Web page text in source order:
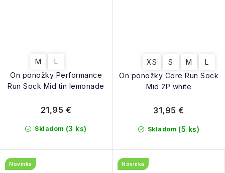
On ponožky Performance
Run Sock Mid tin lemonade
M L
Skladom (3 ks)
21,95 €
On ponožky Core Run Sock
Mid 2P white
XS S M L
Skladom (5 ks)
31,95 €
Novinka Novinka